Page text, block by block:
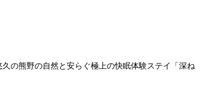
の熊野の自然と安らぐ極上の快眠体験ステイ「深ね